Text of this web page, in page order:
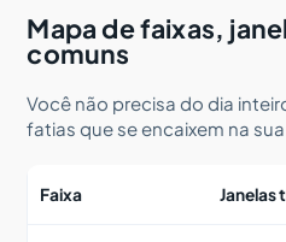
Mapa de faixas,
comuns
Você não precisa do dia
fatias que se encaixem na
Faixa Janelas